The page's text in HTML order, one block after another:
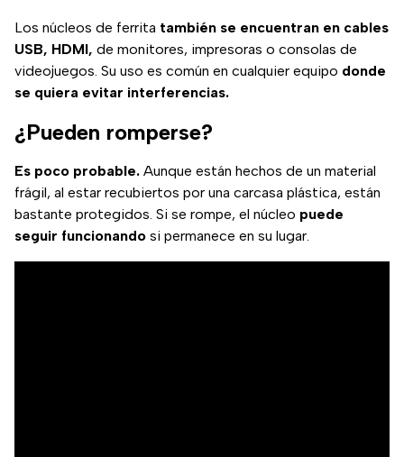
Los núcleos de ferrita también se encuentran en cables
USB, HDMI, de monitores, impresoras o consolas de
videojuegos. Su uso es común en cualquier equipo donde
se quiera evitar interferencias.
¿Pueden romperse?
Es poco probable. Aunque están hechos de un material
frágil, al estar recubiertos por una carcasa plástica, están
bastante protegidos. Si se rompe, el núcleo puede
seguir funcionando si permanece en su lugar.